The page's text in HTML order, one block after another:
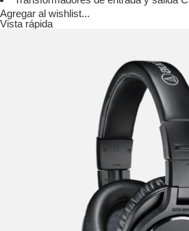
Agregar al wishlist...
Vista rápida